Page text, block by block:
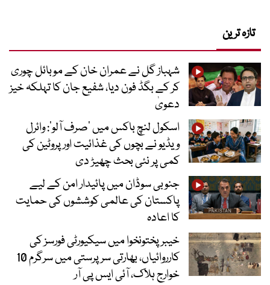
تازہ ترین
شہباز گل نے عمران خان کے موبائل چوری
کر کے بگڈ فون دیا، شفیع جان کا تہلکہ خیز
دعویٰ
اسکول لنچ باکس میں ‘صرف آلو’: وائرل
ویڈیو نے بچوں کی غذائیت اور پروٹین کی
کمی پر نئی بحث چھیڑ دی
جنوبی سوڈان میں پائیدار امن کے لیے
پاکستان کی عالمی کوششوں کی حمایت
کا اعادہ
خیبرپختونخوا میں سیکیورٹی فورسز کی
کارروائیاں، بھارتی سرپرستی میں سرگرم 10
خوارج ہلاک، آئی ایس پی آر